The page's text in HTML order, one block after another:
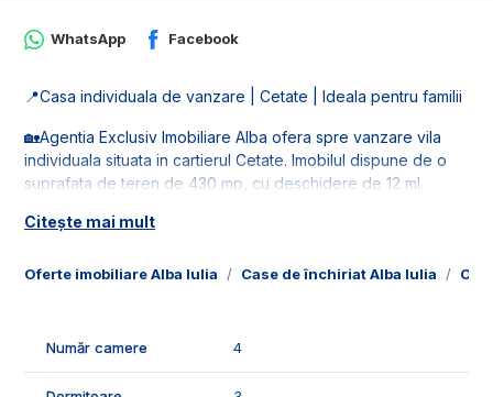
Oferte imobiliare Alba Iulia Case de închiriat Alba Iulia
WhatsApp Facebook
📍Casa individuala de vanzare | Cetate | Ideala pentru familii
🏡Agentia Exclusiv Imobiliare Alba ofera spre vanzare vila
individuala situata in cartierul Cetate. Imobilul dispune de o
suprafata de teren de 430 mp, cu deschidere de 12 ml.
🚰Dispune de toate retelele de utilitati: apa, gaz, curent si
- 1 bucatarie;
Citește mai mult
Număr camere 4